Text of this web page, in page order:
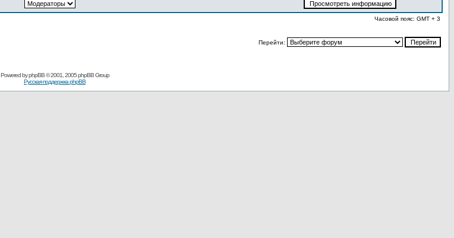
Часовой пояс: GMT + 3
Перейти:
Powered byphpBB© 2001, 2005 phpBB Group
Русская поддержка phpBB